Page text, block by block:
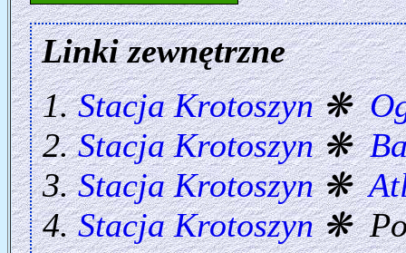
Linki zewnętrzne
Stacja Krotoszyn❋
Stacja Krotoszyn❋
Stacja Krotoszyn❋
Stacja Krotoszyn❋